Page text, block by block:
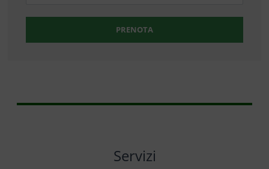
PRENOTA
Servizi